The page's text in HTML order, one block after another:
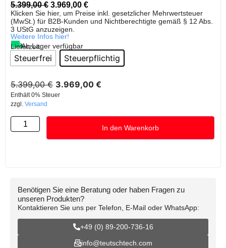
5.399,00€ 3.969,00 €
Klicken Sie hier, um Preise inkl. gesetzlicher Mehrwertsteuer
(MwSt.) für B2B-Kunden und Nichtberechtigte gemäß § 12 Abs.
3 UStG anzuzeigen.
Weitere Infos hier!
Ab Lager verfügbar
Lieferzeit:
Steuerfrei Steuerpflichtig
5.399,00€ 3.969,00 €
Enthält 0% Steuer
zzgl. Versand
In den Warenkorb
Benötigen Sie eine Beratung oder haben Fragen zu
unseren Produkten?
Kontaktieren Sie uns per Telefon, E-Mail oder WhatsApp:
+49 (0) 89-200-736-16
info@teutschtech.com